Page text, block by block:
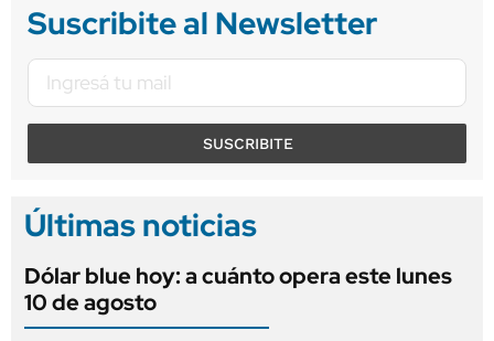
Suscribite al Newsletter
SUSCRIBITE
Últimas noticias
Dólar blue hoy: a cuánto opera este lunes
10 de agosto